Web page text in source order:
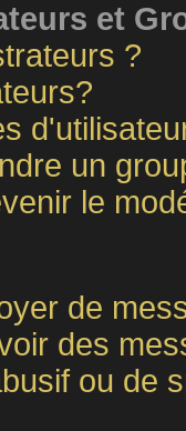
et
?
un
le
de
des
ou de